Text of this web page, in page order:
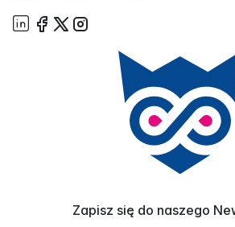
Zapisz się do naszego